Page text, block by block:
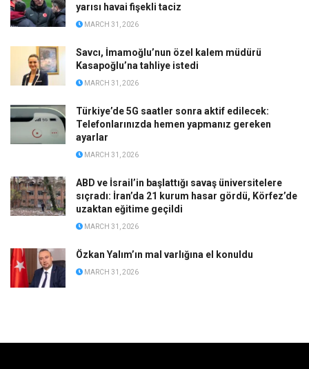
yarısı havai fişekli taciz
MARCH 31, 2026
Savcı, İmamoğlu’nun özel kalem müdürü
Kasapoğlu’na tahliye istedi
MARCH 31, 2026
Türkiye’de 5G saatler sonra aktif edilecek:
Telefonlarınızda hemen yapmanız gereken
ayarlar
MARCH 31, 2026
ABD ve İsrail’in başlattığı savaş üniversitelere
sıçradı: İran’da 21 kurum hasar gördü, Körfez’de
uzaktan eğitime geçildi
MARCH 31, 2026
Özkan Yalım’ın mal varlığına el konuldu
MARCH 31, 2026